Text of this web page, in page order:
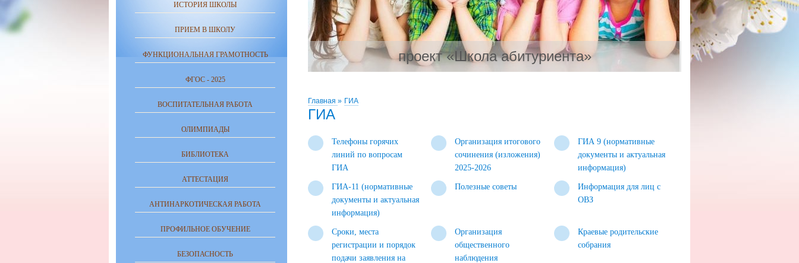
проект «Школа абитуриента»
Главная » ГИА
ГИА
Телефоны горячих
линий по вопросам
ГИА
Организация итогового
сочинения (изложения)
2025-2026
ГИА 9 (нормативные
документы и актуальная
информация)
ГИА-11 (нормативные
документы и актуальная
информация)
Полезные советы
Информация для лиц с
ОВЗ
Сроки, места
регистрации и порядок
подачи заявления на
Организация
общественного
наблюдения
Краевые родительские
собрания
ИСТОРИЯ ШКОЛЫ
ПРИЕМ В ШКОЛУ
ФУНКЦИОНАЛЬНАЯ ГРАМОТНОСТЬ
ФГОС - 2025
ВОСПИТАТЕЛЬНАЯ РАБОТА
ОЛИМПИАДЫ
БИБЛИОТЕКА
АТТЕСТАЦИЯ
АНТИНАРКОТИЧЕСКАЯ РАБОТА
ПРОФИЛЬНОЕ ОБУЧЕНИЕ
БЕЗОПАСНОСТЬ